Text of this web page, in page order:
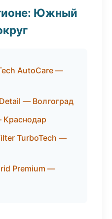
Южный
AutoCare —
— Волгоград
TurboTech —
Premium —